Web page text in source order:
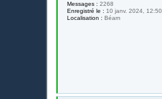
Messages : 2268
Enregistré le : 10 janv. 2024, 12:50
Localisation : Béarn